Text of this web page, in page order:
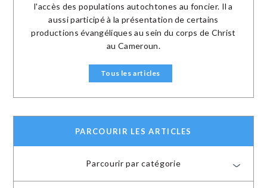
l'accès des populations autochtones au foncier. Il a
aussi participé à la présentation de certains
productions évangéliques au sein du corps de Christ
au Cameroun.
Tous les articles
PARCOURIR LES ARTICLES
Parcourir par catégorie